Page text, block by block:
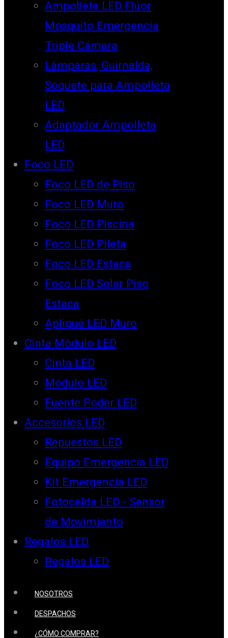
Ampolleta LED Flúor
Mosquito Emergencia
Triple Cámara
Lámparas, Guirnalda,
Soquete para Ampolleta
LED
Adaptador Ampolleta
LED
Foco LED
Foco LED de Piso
Foco LED Muro
Foco LED Piscina
Foco LED Pileta
Foco LED Estaca
Foco LED Solar Piso
Estaca
Apliqué LED Muro
Cinta Módulo LED
Cinta LED
Modulo LED
Fuente Poder LED
Accesorios LED
Repuestos LED
Equipo Emergencia LED
Kit Emergencia LED
Fotocelda LED - Sensor
de Movimiento
Regalos LED
Regalos LED
NOSOTROS
DESPACHOS
¿CÓMO COMPRAR?